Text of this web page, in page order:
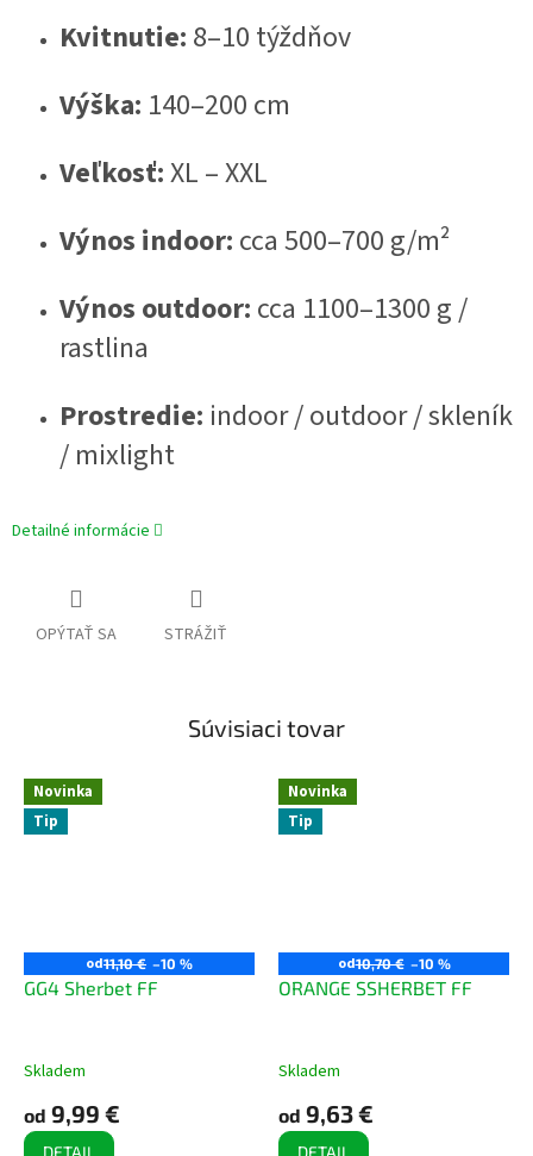
Kvitnutie: 8–10 týždňov
Výška: 140–200 cm
Veľkosť:XL – XXL
Výnos indoor: cca 500–700 g/m²
Výnos outdoor: cca 1100–1300 g /
rastlina
Prostredie: indoor / outdoor / skleník
/ mixlight
Detailné informácie
OPÝTAŤ SA STRÁŽIŤ
Súvisiaci tovar
Novinka
Tip
od11,10 € –10 %
GG4 Sherbet FF
Skladem
od 9,99 €
DETAIL
Novinka
Tip
od10,70 € –10 %
ORANGE SSHERBET FF
Skladem
od 9,63 €
DETAIL